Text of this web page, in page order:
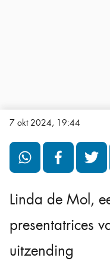
7 okt 2024, 19:44
Linda de Mol,
presentatrices
uitzending